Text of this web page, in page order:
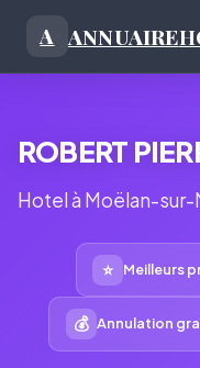
A ANNUAIRE
ROBERT
Hotel à Moëlan-sur-
⭐ Meilleurs
💰 Annulation